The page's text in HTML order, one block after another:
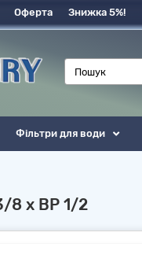
Оферта Знижка 5%!
Фільтри для води
8 х ВР 1/2